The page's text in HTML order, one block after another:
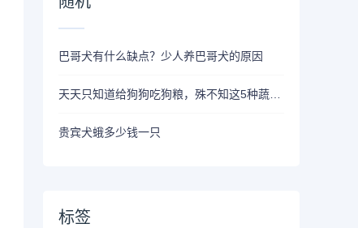
巴哥犬有什么缺点？少人养巴哥犬的原因
贵宾犬蛾多少钱一只
标签